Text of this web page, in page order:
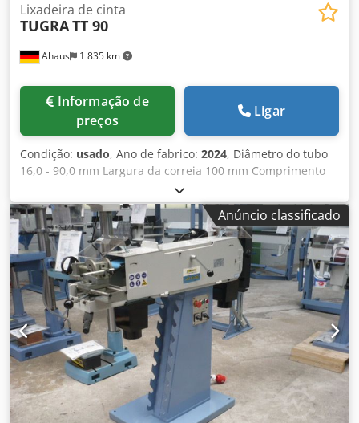
Ahaus 1 835 km
Lixadeira de cinta
TUGRATT 90
preços
Ligar
Condição: usado, Ano de fabrico: 2024, Diâmetro do tubo
16,0 - 90,0 mm Largura da correia 100 mm Comprimento
da cinta 1250 mm Dimensões da cinta de lixa 100 x 1250
mm Potência total necessária 2,2 kW Peso da máquina
aprox. 180 kg. Dimensões L-W-H 1200 x 600 x 1150 mm A
TUGRA TT 90 é uma máquina de lixar para lixar
extremidades de tubos e perfis na parte da frente.
Dksdoxab Dnjpfx Agmer Caraterísticas : - lixadeira electro-
motorizada para extremidades de tubos e perfis - 10 rolos
de lixar incluídos no volume de fornecimento * Superfície
de arrumação incluída - traseira da máquina -
Fixação/abertura manual simples do material - Ajuste
lateral do sistema de fixação do material - Possibilidade de
lixar até 50° graus - Estrutura de base da máquina -
Tabuleiro de recolha para esvaziar facilmente o pó de
lixagem - Botão de paragem de emergência na frente -
Anúncio classificado